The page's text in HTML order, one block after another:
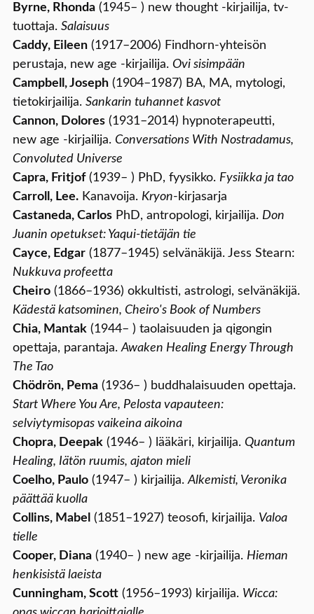
Byrne, Rhonda(1945– ) new thought -kirjailija, tv-
tuottaja. Salaisuus
Caddy, Eileen(1917–2006) Findhorn-yhteisön
perustaja, new age -kirjailija. Ovi sisimpään
Campbell, Joseph(1904–1987) BA, MA, mytologi,
tietokirjailija. Sankarin tuhannet kasvot
Cannon, Dolores(1931–2014) hypnoterapeutti,
new age -kirjailija. Conversations With Nostradamus,
Convoluted Universe
Capra, Fritjof(1939– ) PhD, fyysikko. Fysiikka ja tao
Carroll, Lee.Kanavoija. Kryon-kirjasarja
Castaneda, CarlosPhD, antropologi, kirjailija. Don
Juanin opetukset: Yaqui-tietäjän tie
Cayce, Edgar(1877–1945) selvänäkijä. Jess Stearn:
Nukkuva profeetta
Cheiro(1866–1936) okkultisti, astrologi, selvänäkijä.
Kädestä katsominen, Cheiro's Book of Numbers
Chia, Mantak(1944– ) taolaisuuden ja qigongin
opettaja, parantaja. Awaken Healing Energy Through
The Tao
Chödrön, Pema(1936– ) buddhalaisuuden opettaja.
Start Where You Are, Pelosta vapauteen:
selviytymisopas vaikeina aikoina
Chopra, Deepak(1946– ) lääkäri, kirjailija. Quantum
Healing, Iätön ruumis, ajaton mieli
Coelho, Paulo(1947– ) kirjailija. Alkemisti, Veronika
päättää kuolla
Collins, Mabel (1851–1927) teosofi, kirjailija. Valoa
tielle
Cooper, Diana(1940– ) new age -kirjailija. Hieman
henkisistä laeista
Cunningham, Scott(1956–1993) kirjailija. Wicca: